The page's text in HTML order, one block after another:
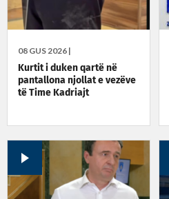
08 GUS 2026 |
Kurtit i duken qartë në
pantallona njollat e vezëve
të Time Kadriajt